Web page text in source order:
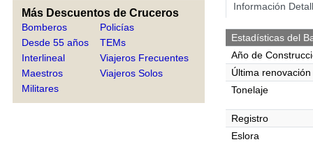
Más Descuentos de Cruceros
Bomberos
Desde 55 años
Interlineal
Maestros
Militares
Policías
TEMs
Viajeros Frecuentes
Viajeros Solos
Información
Estadísticas del
Año de
Última renovación
Tonelaje
Registro
Eslora